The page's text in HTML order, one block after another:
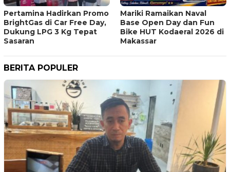
Pertamina Hadirkan Promo
BrightGas di Car Free Day,
Dukung LPG 3 Kg Tepat
Sasaran
Mariki Ramaikan Naval
Base Open Day dan Fun
Bike HUT Kodaeral 2026 di
Makassar
BERITA POPULER